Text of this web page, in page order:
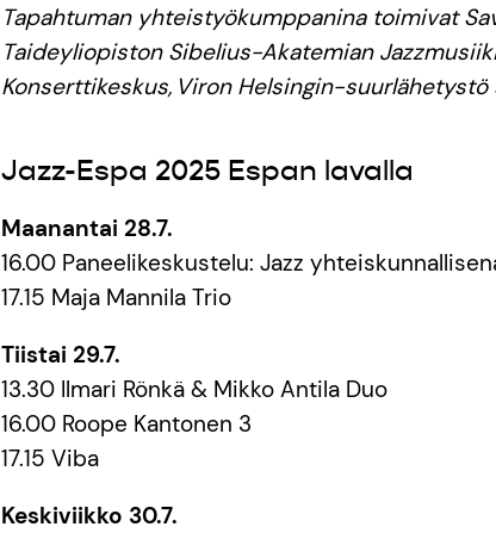
Tapahtuman yhteistyökumppanina toimivat
Taideyliopiston Sibelius-Akatemian
Konserttikeskus, Viron Helsingin-suurlähetystö
Jazz-Espa 2025 Espan lavalla
Maanantai 28.7.
16.00 Paneelikeskustelu: Jazz
17.15 Maja Mannila Trio
Tiistai 29.7.
13.30 Ilmari Rönkä & Mikko Antila Duo
16.00 Roope Kantonen 3
17.15 Viba
Keskiviikko 30.7.